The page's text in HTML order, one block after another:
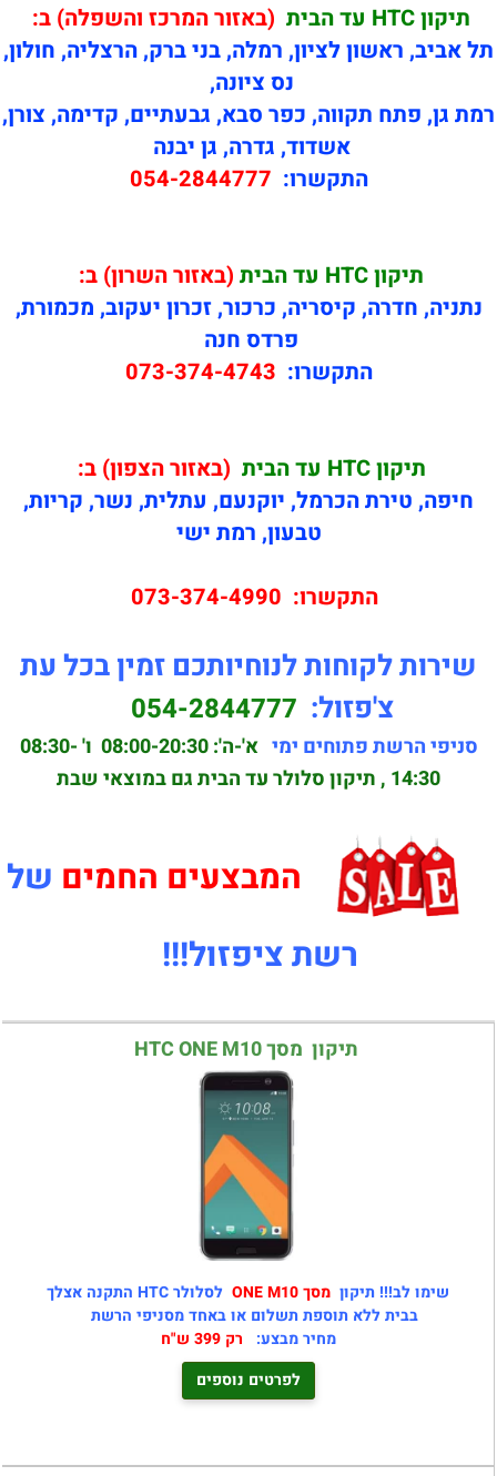
תיקון HTC עד הבית
(באזור המרכז והשפלה) ב:
תל אביב, ראשון לציון, רמלה, בני ברק, הרצליה, חולון,
נס ציונה,
רמת גן, פתח תקווה, כפר סבא, גבעתיים, קדימה, צורן,
אשדוד, גדרה, גן יבנה
התקשרו: 054-2844777
תיקוןHTC עד הבית
(באזור השרון) ב:
נתניה, חדרה, קיסריה, כרכור, זכרון יעקוב, מכמורת,
פרדס חנה
התקשרו: 073-374-4743
תיקוןHTC עד הבית
(באזור הצפון) ב:
חיפה, טירת הכרמל, יוקנעם, עתלית, נשר, קריות,
טבעון, רמת ישי
התקשרו: 073-374-4990
שירות לקוחות לנוחיותכם זמין בכל עת
צ'פזול: 054-2844777
סניפי הרשת פתוחים ימיא'-ה': 08:00-20:30
ו' 08:30-
14:30 , תיקון סלולר עד הבית גם במוצאי שבת
המבצעים החמים של
רשת ציפזול!!!
תיקון מסך HTC ONE M10
שימו לב!!! תיקון מסך ONE M10
לסלולר HTC התקנה אצלך
בבית ללא תוספת תשלום או באחד מסניפי הרשת
מחיר מבצע: רק 399 ש"ח
לפרטים נוספים